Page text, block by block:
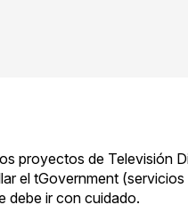
proyectos de Televisión
el tGovernment
debe ir con cuidado.